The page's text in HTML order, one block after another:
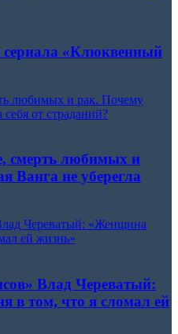
сериала «Клюквенный
любимых и рак. Почему
от страданий?
смерть любимых и
Ванга не уберегла
Череватый: «Женщина
ей жизнь»
Влад Череватый:
в том, что я сломал ей